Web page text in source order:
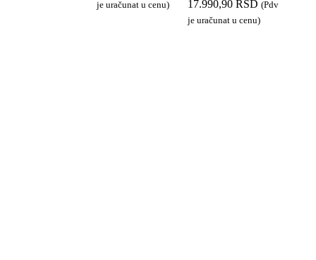
je uračunat u cenu) 17.990,90 RSD (Pdv
je uračunat u cenu)